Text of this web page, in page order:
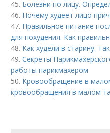
45. Болезни по лицу.
46. Почему худеет лицо
47. Правильное питание
для похудения. Как
48. Как худели в старину.
49.Секреты
работы парикмахером
50. Кровообращение в
кровообращения в малом